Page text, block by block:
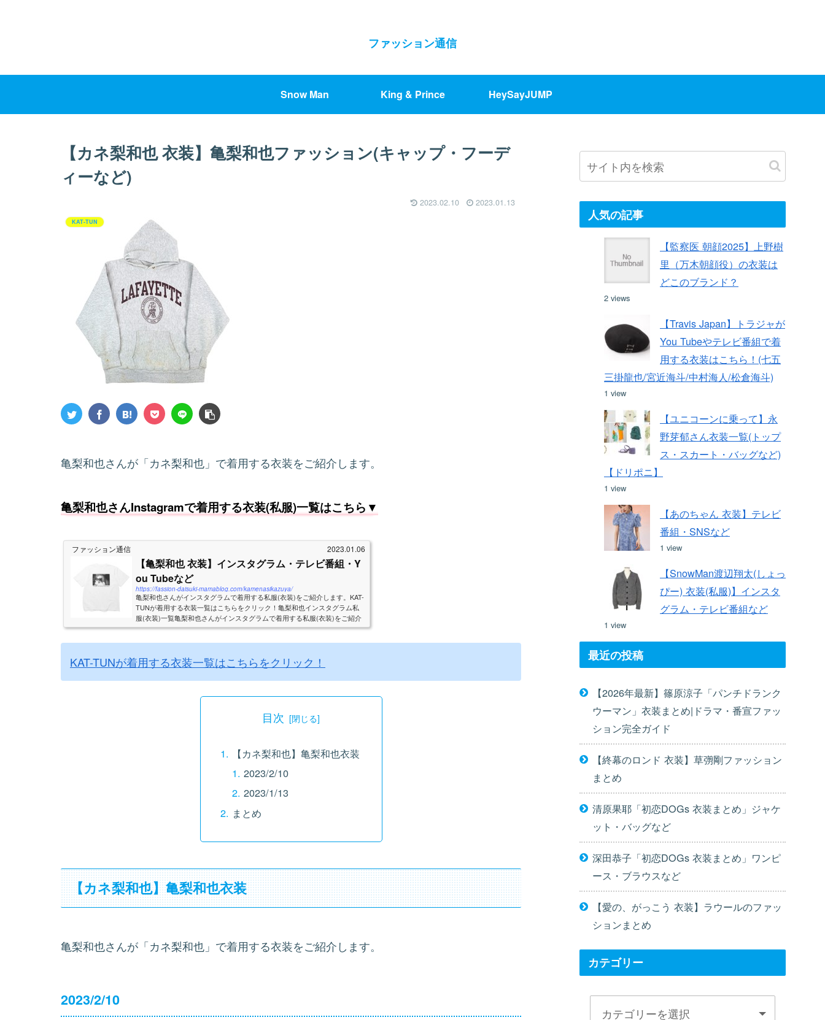
ファッション通信
Snow Man King & Prince HeySayJUMP
【カネ梨和也 衣装】亀梨和也ファッション(キャップ・フーデ
ィーなど)
2023.02.10 2023.01.13
KAT-TUN
亀梨和也さんが「カネ梨和也」で着用する衣装をご紹介します。
亀梨和也さんInstagramで着用する衣装(私服)一覧はこちら▼
ファッション通信 2023.01.06
【亀梨和也 衣装】インスタグラム・テレビ番組・Y
ou Tubeなど
https://fassion-daisuki-mamablog.com/kamenasikazuya/
亀梨和也さんがインスタグラムで着用する私服(衣装)をご紹介します。KAT-
TUNが着用する衣装一覧はこちらをクリック！亀梨和也インスタグラム私
服(衣装)一覧亀梨和也さんがインスタグラムで着用する私服(衣装)をご紹介
します。ドアドアクエスト（2025/6/28）知識の扉...
KAT-TUNが着用する衣装一覧はこちらをクリック！
目次
【カネ梨和也】亀梨和也衣装
2023/2/10
2023/1/13
まとめ
【カネ梨和也】亀梨和也衣装
亀梨和也さんが「カネ梨和也」で着用する衣装をご紹介します。
2023/2/10
人気の記事
【監察医 朝顔2025】上野樹
里（万木朝顔役）の衣装は
どこのブランド？
2 views
【Travis Japan】トラジャが
You Tubeやテレビ番組で着
用する衣装はこちら！(七五
三掛龍也/宮近海斗/中村海人/松倉海斗)
1 view
【ユニコーンに乗って】永
野芽郁さん衣装一覧(トップ
ス・スカート・バッグなど)
【ドリポニ】
1 view
【あのちゃん 衣装】テレビ
番組・SNSなど
1 view
【SnowMan渡辺翔太(しょっ
ぴー) 衣装(私服)】インスタ
グラム・テレビ番組など
1 view
最近の投稿
【2026年最新】篠原涼子「パンチドランク
ウーマン」衣装まとめ|ドラマ・番宣ファッ
ション完全ガイド
【終幕のロンド 衣装】草彅剛ファッション
まとめ
清原果耶「初恋DOGs 衣装まとめ」ジャケ
ット・バッグなど
深田恭子「初恋DOGs 衣装まとめ」ワンピ
ース・ブラウスなど
【愛の、がっこう 衣装】ラウールのファッ
ションまとめ
カテゴリー